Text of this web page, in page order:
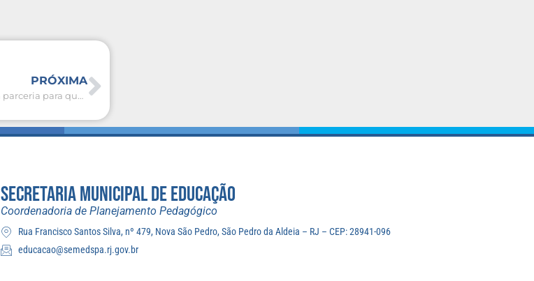
PRÓXIMA
São Pedro da Aldeia avança em parceria para qualificação profissional e inovação educacional
SECRETARIA MUNICIPAL DE EDUCAÇÃO
Coordenadoria de Planejamento Pedagógico
Rua Francisco Santos Silva, nº 479, Nova São Pedro, São Pedro da Aldeia – RJ – CEP: 28941-096
educacao@semedspa.rj.gov.br